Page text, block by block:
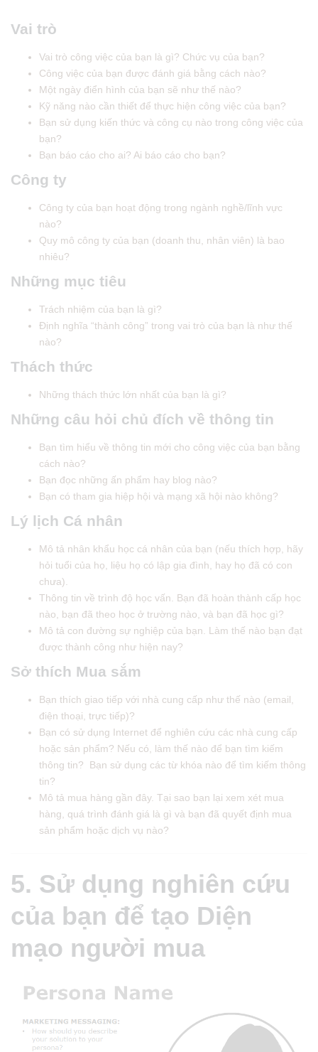
Vai trò
Vai trò công việc của bạn là gì? Chức vụ của bạn?
Công việc của bạn được đánh giá bằng cách nào?
Một ngày điển hình của bạn sẽ như thế nào?
Kỹ năng nào cần thiết để thực hiện công việc của bạn?
Bạn sử dụng kiến ​​thức và công cụ nào trong công việc của
bạn?
Bạn báo cáo cho ai? Ai báo cáo cho bạn?
Công ty
Công ty của bạn hoạt động trong ngành nghề/lĩnh vực
nào?
Quy mô công ty của bạn (doanh thu, nhân viên) là bao
nhiêu?
Những mục tiêu
Trách nhiệm của bạn là gì?
Định nghĩa “thành công” trong vai trò của bạn là như thế
nào?
Thách thức
Những thách thức lớn nhất của bạn là gì?
Những câu hỏi chủ đích về thông tin
Bạn tìm hiểu về thông tin mới cho công việc của bạn bằng
cách nào?
Bạn đọc những ấn phẩm hay blog nào?
Bạn có tham gia hiệp hội và mạng xã hội nào không?
Lý lịch Cá nhân
Mô tả nhân khẩu học cá nhân của bạn (nếu thích hợp, hãy
hỏi tuổi của họ, liệu họ có lập gia đình, hay họ đã có con
chưa).
Thông tin về trình độ học vấn. Bạn đã hoàn thành cấp học
nào, bạn đã theo học ở trường nào, và bạn đã học gì?
Mô tả con đường sự nghiệp của bạn. Làm thế nào bạn đạt
được thành công như hiện nay?
Sở thích Mua sắm
Bạn thích giao tiếp với nhà cung cấp như thế nào (email,
điện thoại, trực tiếp)?
Bạn có sử dụng Internet để nghiên cứu các nhà cung cấp
hoặc sản phẩm? Nếu có, làm thế nào để bạn tìm kiếm
thông tin? Bạn sử dụng các từ khóa nào để tìm kiếm thông
tin?
Mô tả mua hàng gần đây. Tại sao bạn lại xem xét mua
hàng, quá trình đánh giá là gì và bạn đã quyết định mua
sản phẩm hoặc dịch vụ nào?
5. Sử dụng nghiên cứu
của bạn để tạo Diện
mạo người mua